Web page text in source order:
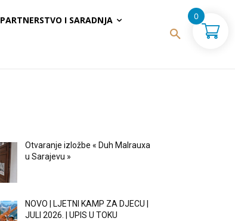
PARTNERSTVO I SARADNJA
Otvaranje izložbe « Duh Malrauxa
u Sarajevu »
NOVO | LJETNI KAMP ZA DJECU |
JULI 2026. | UPIS U TOKU
0